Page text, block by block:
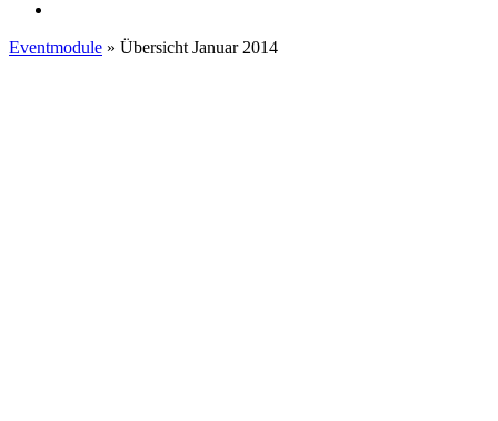
Eventmodule » Übersicht Januar 2014